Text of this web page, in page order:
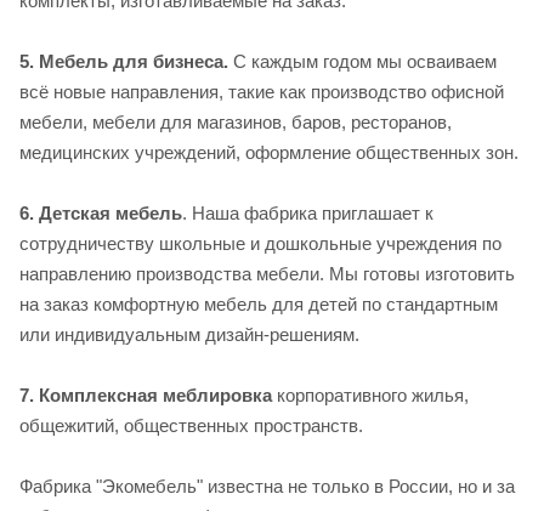
5. Мебель для бизнеса. С каждым годом мы осваиваем
всё новые направления, такие как производство офисной
мебели, мебели для магазинов, баров, ресторанов,
медицинских учреждений, оформление общественных зон.
6. Детская мебель. Наша фабрика приглашает к
сотрудничеству школьные и дошкольные учреждения по
направлению производства мебели. Мы готовы изготовить
на заказ комфортную мебель для детей по стандартным
или индивидуальным дизайн-решениям.
7. Комплексная меблировкакорпоративного жилья,
общежитий, общественных пространств.
Фабрика "Экомебель" известна не только в России, но и за